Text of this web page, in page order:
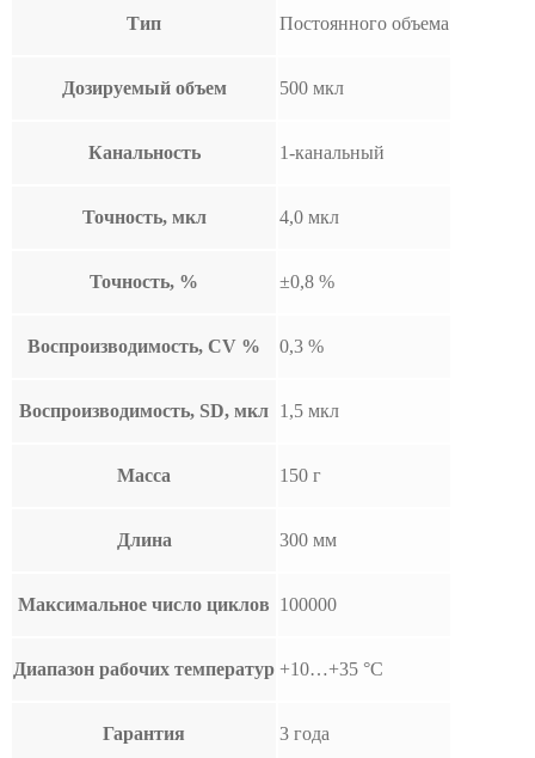
Тип Постоянного объема
Дозируемый объем 500 мкл
Канальность 1-канальный
Точность, мкл 4,0 мкл
Точность, % ±0,8 %
Воспроизводимость, CV % 0,3 %
Воспроизводимость, SD, мкл 1,5 мкл
Масса 150 г
Длина 300 мм
Максимальное число циклов 100000
Диапазон рабочих температур +10…+35 °С
Гарантия 3 года